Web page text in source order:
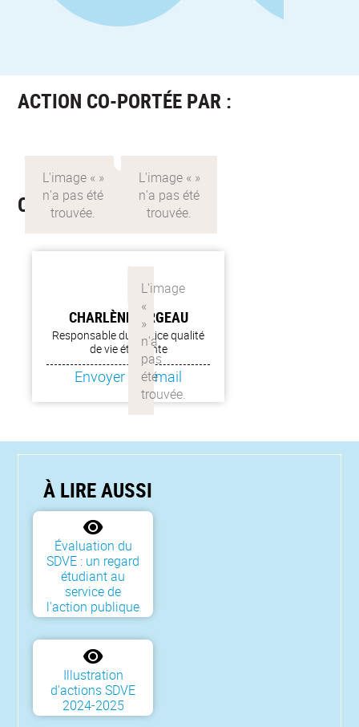
ACTION CO-PORTÉE PAR :
CONTACT
CHARLÈNE FERGEAU
Responsable du service qualité
de vie étudiante
Envoyer un email
À LIRE AUSSI
Évaluation du
SDVE : un regard
étudiant au
service de
l'action publique
Illustration
d'actions SDVE
2024-2025